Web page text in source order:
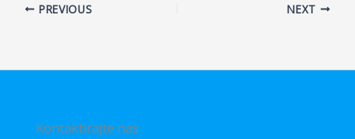
b
s
e
r
PREVIOUS NEXT
Kontaktirajte nas